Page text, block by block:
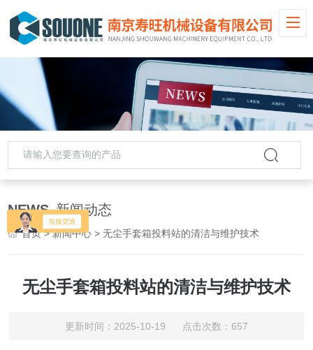
NEWS 新闻动态
首页>新闻中心 > 无尘手套箱投料站的清洁与维护技术
无尘手套箱投料站的清洁与维护技术
更新时间：2025-10-19 点击次数：657